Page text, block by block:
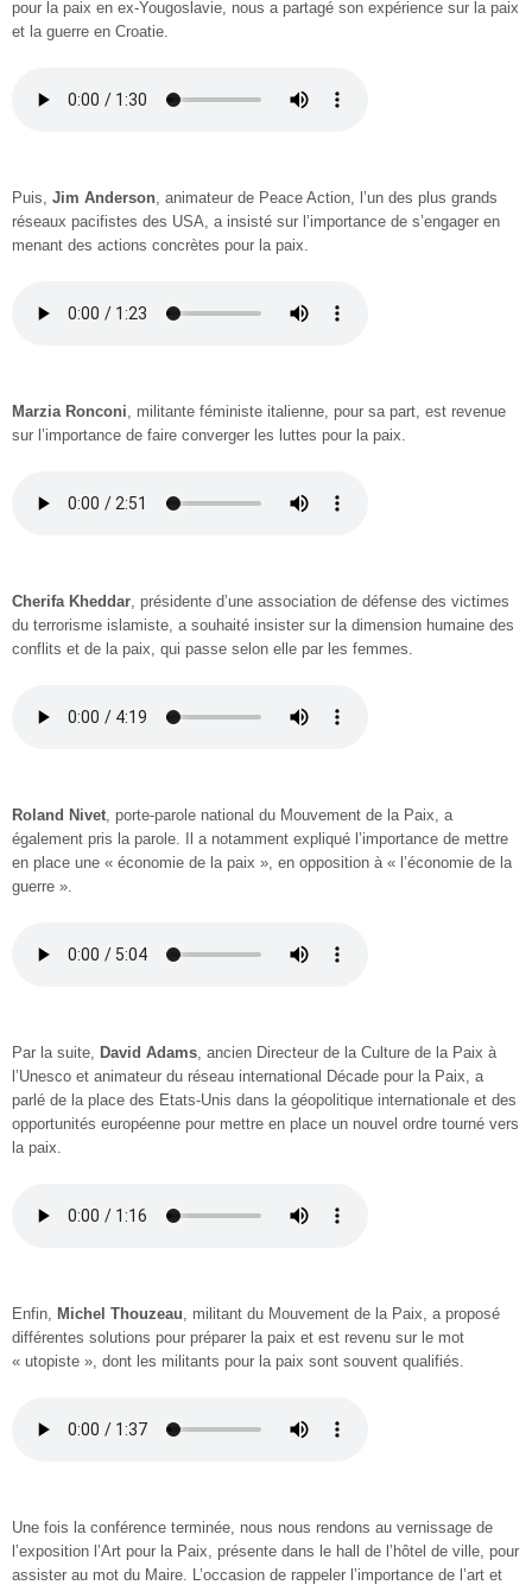
pour la paix en ex-Yougoslavie, nous a partagé son expérience sur la paix
et la guerre en Croatie.
Puis, Jim Anderson, animateur de Peace Action, l’un des plus grands
réseaux pacifistes des USA, a insisté sur l’importance de s’engager en
menant des actions concrètes pour la paix.
Marzia Ronconi, militante féministe italienne, pour sa part, est revenue
sur l’importance de faire converger les luttes pour la paix.
Cherifa Kheddar, présidente d’une association de défense des victimes
du terrorisme islamiste, a souhaité insister sur la dimension humaine des
conflits et de la paix, qui passe selon elle par les femmes.
Roland Nivet, porte-parole national du Mouvement de la Paix, a
également pris la parole. Il a notamment expliqué l’importance de mettre
en place une « économie de la paix », en opposition à « l’économie de la
guerre ».
Par la suite, David Adams, ancien Directeur de la Culture de la Paix à
l’Unesco et animateur du réseau international Décade pour la Paix, a
parlé de la place des Etats-Unis dans la géopolitique internationale et des
opportunités européenne pour mettre en place un nouvel ordre tourné vers
la paix.
Enfin, Michel Thouzeau, militant du Mouvement de la Paix, a proposé
différentes solutions pour préparer la paix et est revenu sur le mot
« utopiste », dont les militants pour la paix sont souvent qualifiés.
Une fois la conférence terminée, nous nous rendons au vernissage de
l’exposition l’Art pour la Paix, présente dans le hall de l’hôtel de ville, pour
assister au mot du Maire. L’occasion de rappeler l’importance de l’art et